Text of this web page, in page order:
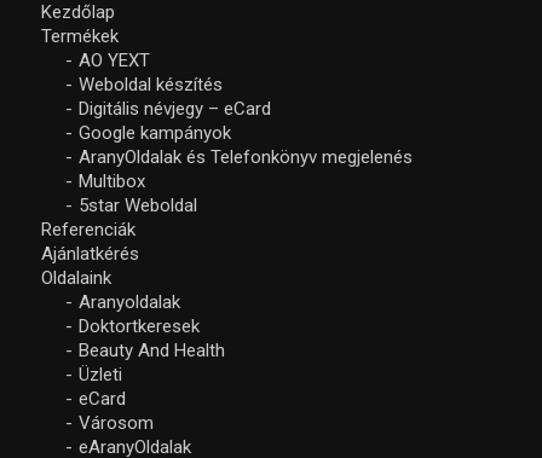
Kezdőlap
Termékek
AO YEXT
Weboldal készítés
Digitális névjegy – eCard
Google kampányok
AranyOldalak és Telefonkönyv megjelenés
Multibox
5star Weboldal
Referenciák
Ajánlatkérés
Oldalaink
Aranyoldalak
Doktortkeresek
Beauty And Health
Üzleti
eCard
Városom
eAranyOldalak